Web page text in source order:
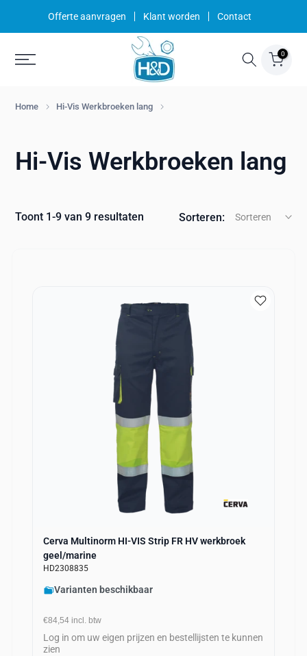
Offerte aanvragen Klant worden Contact
0
Home Hi-Vis Werkbroeken lang
Hi-Vis Werkbroeken lang
Toont 1-9 van 9 resultaten Sorteren: Sorteren
Cerva Multinorm HI-VIS Strip FR HV werkbroek
geel/marine
HD2308835
Varianten beschikbaar
€84,54 incl. btw
Log in om uw eigen prijzen en bestellijsten te kunnen
zien